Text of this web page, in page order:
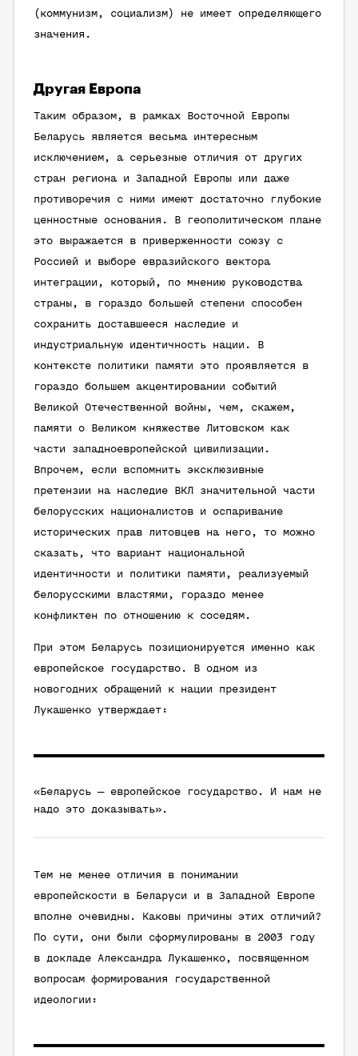
(коммунизм, социализм) не имеет определяющего
значения.
Другая Европа
Таким образом, в рамках Восточной Европы
Беларусь является весьма интересным
исключением, а серьезные отличия от других
стран региона и Западной Европы или даже
противоречия с ними имеют достаточно глубокие
ценностные основания. В геополитическом плане
это выражается в приверженности союзу с
Россией и выборе евразийского вектора
интеграции, который, по мнению руководства
страны, в гораздо большей степени способен
сохранить доставшееся наследие и
индустриальную идентичность нации. В
контексте политики памяти это проявляется в
гораздо большем акцентировании событий
Великой Отечественной войны, чем, скажем,
памяти о Великом княжестве Литовском как
части западноевропейской цивилизации.
Впрочем, если вспомнить эксклюзивные
претензии на наследие ВКЛ значительной части
белорусских националистов и оспаривание
исторических прав литовцев на него, то можно
сказать, что вариант национальной
идентичности и политики памяти, реализуемый
белорусскими властями, гораздо менее
конфликтен по отношению к соседям.
При этом Беларусь позиционируется именно как
европейское государство. В одном из
новогодних обращений к нации президент
Лукашенко утверждает:
«Беларусь — европейское государство. И нам не
надо это доказывать».
Тем не менее отличия в понимании
европейскости в Беларуси и в Западной Европе
вполне очевидны. Каковы причины этих отличий?
По сути, они были сформулированы в 2003 году
в докладе Александра Лукашенко, посвященном
вопросам формирования государственной
идеологии: